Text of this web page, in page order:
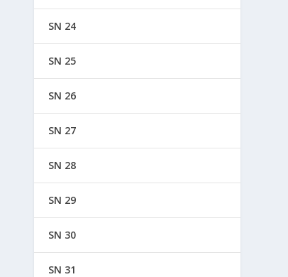
SN 24
SN 25
SN 26
SN 27
SN 28
SN 29
SN 30
SN 31